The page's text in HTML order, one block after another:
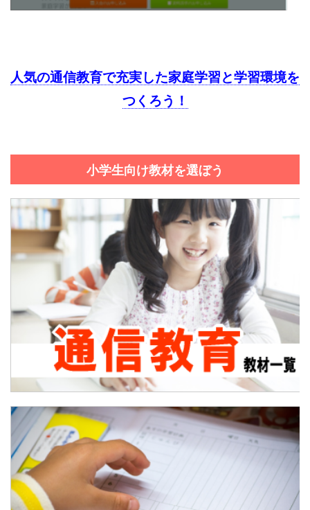
人気の通信教育で充実した家庭学習と学習環境を
つくろう！
小学生向け教材を選ぼう